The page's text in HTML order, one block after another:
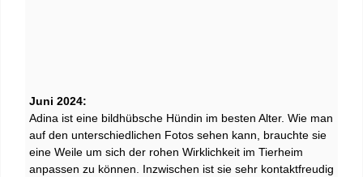
Juni 2024:
Adina ist eine bildhübsche Hündin im besten Alter. Wie man
auf den unterschiedlichen Fotos sehen kann, brauchte sie
eine Weile um sich der rohen Wirklichkeit im Tierheim
anpassen zu können. Inzwischen ist sie sehr kontaktfreudig